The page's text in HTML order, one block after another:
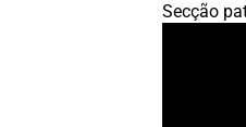
Secção